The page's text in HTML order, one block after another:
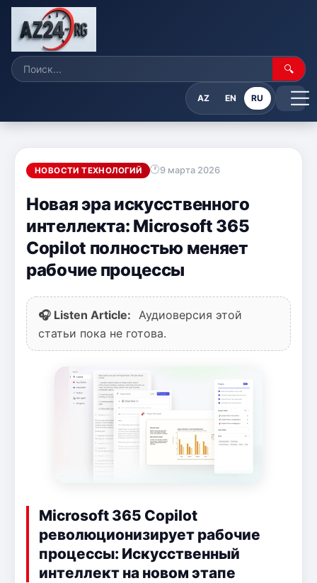
🔍
AZ EN RU
НОВОСТИ ТЕХНОЛОГИЙ 9 марта 2026
Новая эра искусственного
интеллекта: Microsoft 365
Copilot полностью меняет
рабочие процессы
🎧 Listen Article:
Аудиоверсия этой
статьи пока не готова.
Microsoft 365 Copilot
революционизирует рабочие
процессы: Искусственный
интеллект на новом этапе